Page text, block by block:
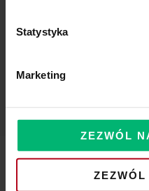
Statystyka
Marketing
ZEZWÓL
Komentarze